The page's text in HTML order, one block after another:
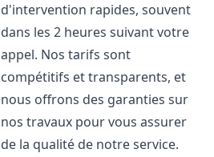
d'intervention rapides, souvent
dans les 2 heures suivant votre
appel. Nos tarifs sont
compétitifs et transparents, et
nous offrons des garanties sur
nos travaux pour vous assurer
de la qualité de notre service.